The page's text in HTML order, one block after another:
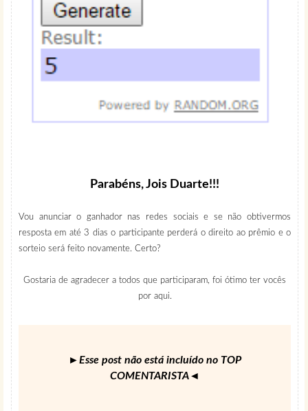
Parabéns,Jois Duarte!!!
Vou anunciar o ganhador nas redes sociais e se não obtivermos
resposta em até 3 dias o participante perderá o direito ao prêmio e o
sorteio será feito novamente. Certo?
Gostaria de agradecer a todos que participaram, foi ótimo ter vocês
por aqui.
►Esse post não está incluído no TOP
COMENTARISTA◄